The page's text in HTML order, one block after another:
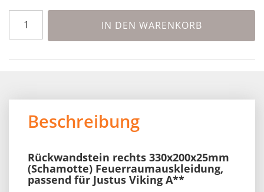
IN DEN WARENKORB
Beschreibung
Rückwandstein rechts 330x200x25mm
(Schamotte) Feuerraumauskleidung,
passend für Justus Viking A**